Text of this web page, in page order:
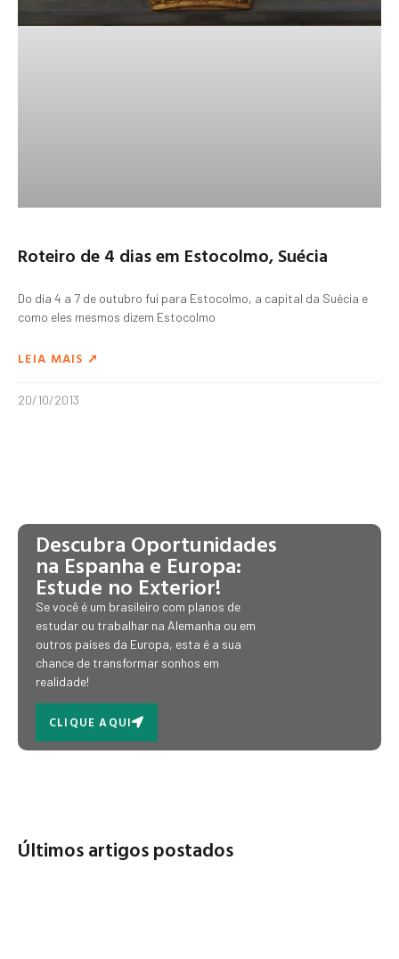
Roteiro de 4 dias em Estocolmo, Suécia
Do dia 4 a 7 de outubro fui para Estocolmo, a capital da Suécia e
como eles mesmos dizem Estocolmo
LEIA MAIS ➚
20/10/2013
Descubra Oportunidades
na Espanha e Europa:
Estude no Exterior!
Se você é um brasileiro com planos de
estudar ou trabalhar na Alemanha ou em
outros países da Europa, esta é a sua
chance de transformar sonhos em
realidade!
CLIQUE AQUI
Últimos artigos postados